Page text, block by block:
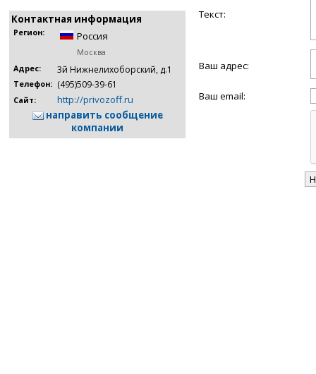
Контактная информация
Регион: Россия
Москва
Адрес:
3й Нижнелихоборский, д.1
Телефон: (495)509-39-61
Сайт:
http://privozoff.ru
направить сообщение
компании
Текст:
Ваш адрес:
Ваш email: